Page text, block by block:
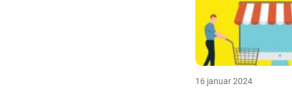
16 januar 2024